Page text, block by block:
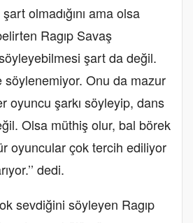
olmadığını ama olsa
Ragıp Savaş
söyleyebilmesi şart da değil.
söylenemiyor. Onu da mazur
oyuncu şarkı söyleyip, dans
Olsa müthiş olur, bal börek
oyuncular çok tercih ediliyor
dedi.
sevdiğini söyleyen Ragıp